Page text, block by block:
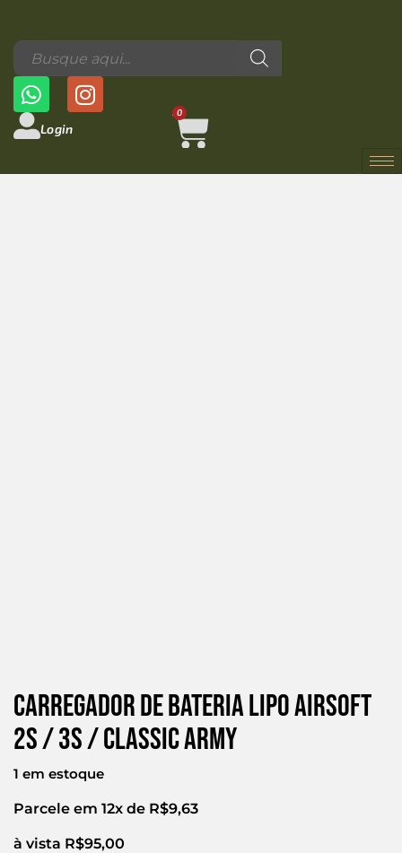
Login
0
Carregador De Bateria Lipo Airsoft
2s / 3s / Classic Army
1 em estoque
Parcele em 12x de R$9,63
à vista R$95,00